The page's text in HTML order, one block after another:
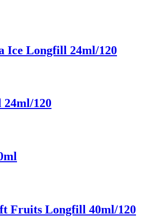
Ice Longfill 24ml/120
120
Fruits Longfill 40ml/120